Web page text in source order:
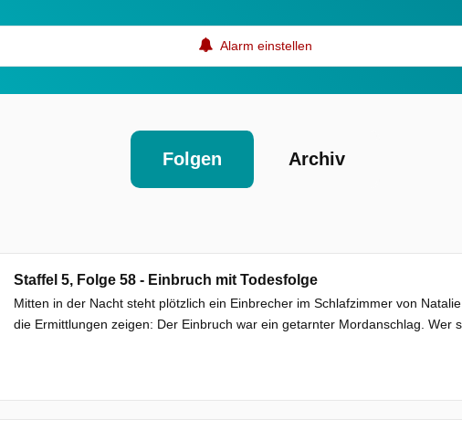
Alarm einstellen
Folgen Archiv
Staffel 5, Folge 58 - Einbruch mit Todesfolge
Mitten in der Nacht steht plötzlich ein Einbrecher im Schlafzimmer von
die Ermittlungen zeigen: Der Einbruch war ein getarnter Mordanschlag. Wer